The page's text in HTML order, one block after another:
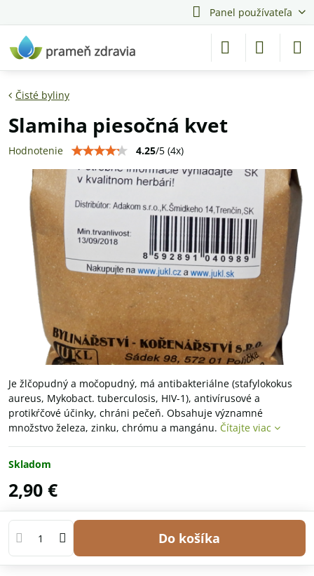
Panel používateľa
Čisté byliny
Slamiha piesočná kvet
Hodnotenie 4.25/5 (4x)
Je žlčopudný a močopudný, má antibakteriálne (stafylokokus
aureus, Mykobact. tuberculosis, HIV-1), antivírusové a
protikŕčové účinky, chráni pečeň. Obsahuje významné
množstvo železa, zinku, chrómu a mangánu. Čítajte viac
Skladom
2,90 €
Do košíka